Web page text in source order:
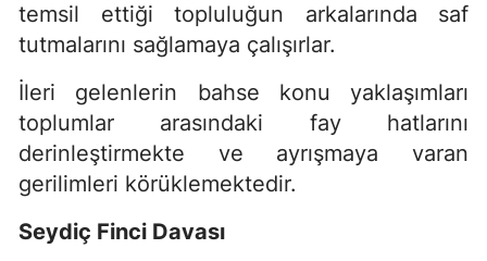
temsil ettiği topluluğun arkalarında saf
tutmalarını sağlamaya çalışırlar.
İleri gelenlerin bahse konu yaklaşımları
toplumlar arasındaki fay hatlarını
derinleştirmekte ve ayrışmaya varan
gerilimleri körüklemektedir.
Seydiç Finci Davası